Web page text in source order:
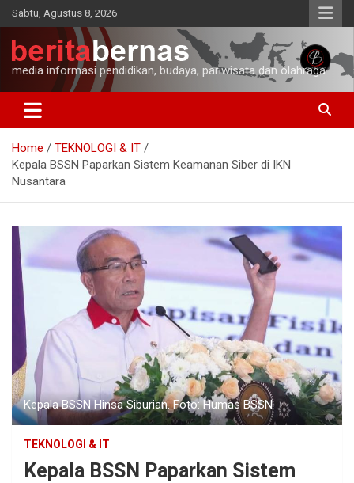
Skip
to
content
Sabtu, Agustus 8, 2026
media informasi pendidikan, budaya, pariwisata dan olahraga
Home
TEKNOLOGI & IT
Kepala BSSN Paparkan Sistem Keamanan Siber di IKN
Nusantara
Kepala BSSN Hinsa Siburian. Foto: Humas BSSN
TEKNOLOGI & IT
Kepala BSSN Paparkan Sistem